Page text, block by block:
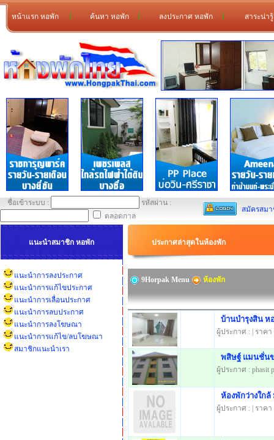
หน้าแรก หอพัก l ค้นหา หอพัก l ลงประกาศ หอพัก l สาระน่า
ชื่อเข้าระบบ :
รหัสผ่าน :
ตลอดกาล
สมัครสม
แนะนำสมาชิก หอพัก
แนะนำการลงประกาศ
แนะนำการแก้ไขประกาศ
แนะนำการเลื่อนประกาศ
แนะนำการลบประกาศ
แนะนำการลงโฆษณา
แนะนำการแก้ไข/ลบโฆษณา
สมาชิกแนะนำเรา
ประกาศล่าสุดในห้องพัก
9Horpak Menu ห้องพัก
บ้านบำรุงสิน
ผู้ประกาศ : | ราค
พสิษฐ์ แมนชั่นข
ผู้ประกาศ : phasit
ห้องพักว่างใกล้
ผู้ประกาศ : | ราค